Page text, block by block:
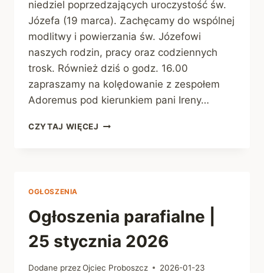
niedziel poprzedzających uroczystość św.
Józefa (19 marca). Zachęcamy do wspólnej
modlitwy i powierzania św. Józefowi
naszych rodzin, pracy oraz codziennych
trosk. Również dziś o godz. 16.00
zapraszamy na kolędowanie z zespołem
Adoremus pod kierunkiem pani Ireny…
CZYTAJ WIĘCEJ OGŁOSZENIA
OGŁOSZENIA
Ogłoszenia parafialne |
25 stycznia 2026
Dodane przezOjciec Proboszcz 2026-01-23